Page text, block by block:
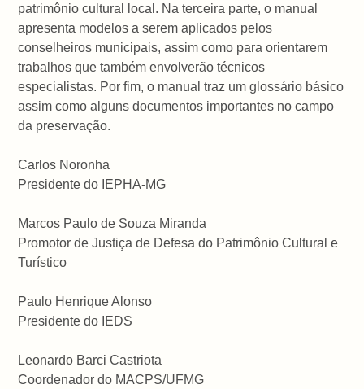
patrimônio cultural local. Na terceira parte, o manual
apresenta modelos a serem aplicados pelos
conselheiros municipais, assim como para orientarem
trabalhos que também envolverão técnicos
especialistas. Por fim, o manual traz um glossário básico
assim como alguns documentos importantes no campo
da preservação.
Carlos Noronha
Presidente do IEPHA-MG
Marcos Paulo de Souza Miranda
Promotor de Justiça de Defesa do Patrimônio Cultural e
Turístico
Paulo Henrique Alonso
Presidente do IEDS
Leonardo Barci Castriota
Coordenador do MACPS/UFMG